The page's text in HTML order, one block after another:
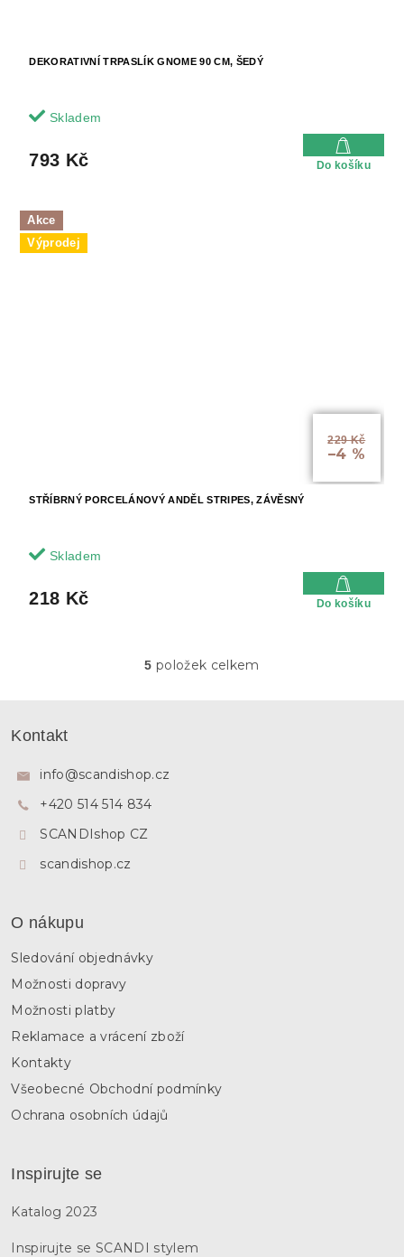
DEKORATIVNÍ TRPASLÍK GNOME 90 CM, ŠEDÝ
Skladem
793 Kč Do košíku
Akce
Výprodej
229 Kč
–4 %
STŘÍBRNÝ PORCELÁNOVÝ ANDĚL STRIPES, ZÁVĚSNÝ
Skladem
218 Kč Do košíku
O
5 položek celkem
Kontakt
info@scandishop.cz
+420 514 514 834
SCANDIshop CZ
scandishop.cz
O nákupu
Sledování objednávky
Možnosti dopravy
Možnosti platby
Reklamace a vrácení zboží
Kontakty
Všeobecné Obchodní podmínky
Ochrana osobních údajů
Inspirujte se
Katalog 2023
Inspirujte se SCANDI stylem